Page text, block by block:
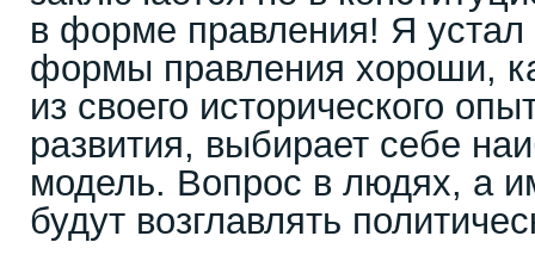
в форме правления! Я устал
формы правления хороши,
из своего исторического
развития, выбирает себе
модель. Вопрос в людях, а
будут возглавлять